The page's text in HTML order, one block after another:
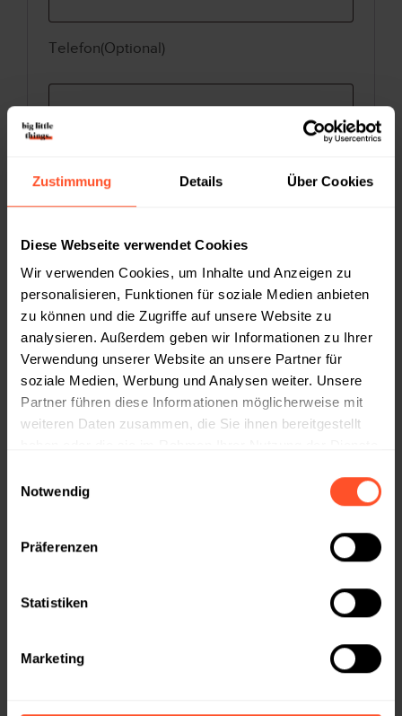
Zustimmung Details Über Cookies
Diese Webseite verwendet Cookies
Wir verwenden Cookies, um Inhalte und Anzeigen zu
personalisieren, Funktionen für soziale Medien anbieten
zu können und die Zugriffe auf unsere Website zu
analysieren. Außerdem geben wir Informationen zu Ihrer
Verwendung unserer Website an unsere Partner für
soziale Medien, Werbung und Analysen weiter. Unsere
Partner führen diese Informationen möglicherweise mit
weiteren Daten zusammen, die Sie ihnen bereitgestellt
Notwendig
Präferenzen
Statistiken
Marketing
Telefon(Optional)
Geburtsdatum(Optional)
Straße und Nr*
Adresszusatz/Abeilung/ C/o (Optional)
Choose your country.